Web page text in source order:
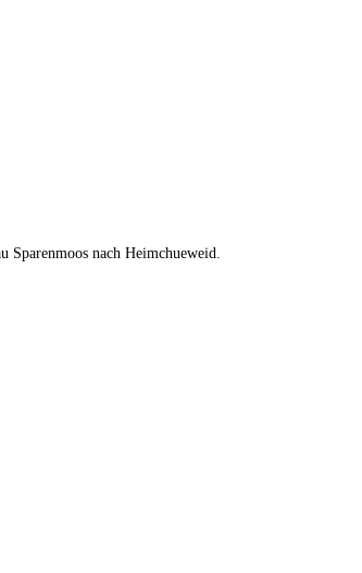
nach Heimchueweid.